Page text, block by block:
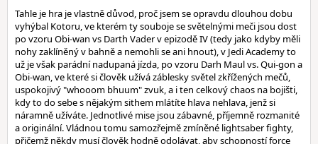
Tahle je hra je vlastně důvod, proč jsem se opravdu dlouhou dobu
vyhýbal Kotoru, ve kterém ty souboje se světelnými meči jsou dost
po vzoru Obi-wan vs Darth Vader v epizodě IV (tedy jako kdyby měli
nohy zaklíněný v bahně a nemohli se ani hnout), v Jedi Academy to
už je však parádní nadupaná jízda, po vzoru Darh Maul vs. Qui-gon a
Obi-wan, ve které si člověk užívá záblesky světel zkřížených mečů,
uspokojivý "whooom bhuum" zvuk, a i ten celkový chaos na bojišti,
kdy to do sebe s nějakým sithem mlátíte hlava nehlava, jenž si
náramně užíváte. Jednotlivé mise jsou zábavné, příjemně rozmanité
a originální. Vládnou tomu samozřejmě zmíněné lightsaber fighty,
přičemž někdy musí člověk hodně odolávat, aby schopností force